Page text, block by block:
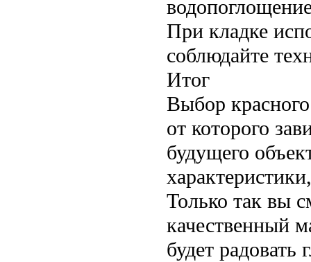
При кладке
соблюдайте
Итог
Выбор
от которого
будущего
Только так вы
качественный
будет радовать